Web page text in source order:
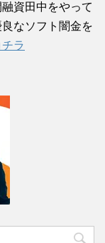
資田中をやって
なソフト闇金を
ラ